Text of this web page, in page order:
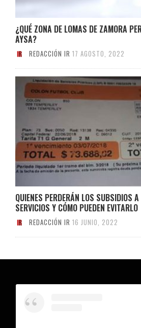
¿QUÉ ZONA DE LOMAS DE ZAMORA
AYSA?
REDACCIÓN IR 17 AGOSTO, 2022
QUIENES PERDERÁN LOS SUBSIDIOS
SERVICIOS Y CÓMO PUEDEN EVITARLO
REDACCIÓN IR 16 JUNIO, 2022